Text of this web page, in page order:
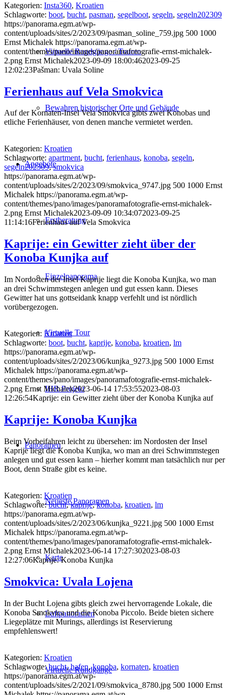
Virtuelle Rundgänge / Touren
Bewahren historischer Orte und Gebäude
Angebote
Erstberatung
Einzelpanorama
Virtuelle Tour
IHR Projekt
Panoramen
Neueste Panoramen
Karte
Luftpanoramen
Virtuelle Rundgänge
Kategorien: Insta360, Kroatien
Schlagworte: boot, bucht, pasman, segelboot, segeln, segeln202309
https://panorama.egm.at/wp-
content/uploads/sites/2/2023/09/pasman_soline_759.jpg 500 1000
Ernst Michalek https://panorama.egm.at/wp-
content/themes/pano/images/panoramafotografie-ernst-michalek-
2.png Ernst Michalek2023-09-09 18:00:462023-09-25
12:02:23Pašman: Uvala Soline
Ferienhaus auf Vela Smokvica
Auf der Kornaten-Insel Vela Smokvica gibts zwei Konobas und
etliche Ferienhäuser, von denen manche vermietet werden.
Kategorien: Kroatien
Schlagworte: apartment, bucht, ferienhaus, konoba, segeln,
segeln202309,smokvica
https://panorama.egm.at/wp-
content/uploads/sites/2/2023/09/smokvica_9747.jpg 500 1000 Ernst
Michalek https://panorama.egm.at/wp-
content/themes/pano/images/panoramafotografie-ernst-michalek-
2.png Ernst Michalek2023-09-09 10:34:072023-09-25
11:14:16Ferienhaus auf Vela Smokvica
Kaprije: ein Gewitter zieht über der
Konoba Kunjka auf
Im Nordosten der Insel Kaprije liegt die Konoba Kunjka, wo man
an drei Schwimmstegen anlegen und gut essen kann. Dieses
Gewitter hat uns gottseidank knapp verfehlt und ist nördlich
vorübergezogen.
Kategorien: Kroatien
Schlagworte: boot, bucht, kaprije, konoba, kroatien, lm
https://panorama.egm.at/wp-
content/uploads/sites/2/2023/06/kunjka_9273.jpg 500 1000 Ernst
Michalek https://panorama.egm.at/wp-
content/themes/pano/images/panoramafotografie-ernst-michalek-
2.png Ernst Michalek2023-06-14 17:53:552023-08-03
12:26:54Kaprije: ein Gewitter zieht über der Konoba Kunjka auf
Kaprije: Konoba Kunjka
Beim Vorbeifahren leicht zu übersehen: im Nordosten der Insel
Kaprije liegt die Konoba Kunjka, wo man an drei Schwimmstegen
anlegen und gut essen kann – hierher kommt man tatsächlich nur per
Boot, denn Straße gibt es keine.
Kategorien: Kroatien
Schlagworte:bucht,kaprije,konoba, kroatien, lm
https://panorama.egm.at/wp-
content/uploads/sites/2/2023/06/kunjka_9221.jpg 500 1000 Ernst
Michalek https://panorama.egm.at/wp-
content/themes/pano/images/panoramafotografie-ernst-michalek-
2.png Ernst Michalek2023-06-14 17:27:302023-08-03
12:27:06Kaprije: Konoba Kunjka
Smokvica: Uvala Lojena
In der Bucht Lojena gibts gleich zwei hervorragende Lokale, die
Konoba Smokvica und die Konoba Piccolo. Beide bieten sichere
Liegeplätze mit Murings, allerdings ist Reservierung
empfehlenswert!
Kategorien: Kroatien
Schlagworte:bucht,hafen,konoba, kornaten, kroatien
https://panorama.egm.at/wp-
content/uploads/sites/2/2021/09/smokvica_8780.jpg 500 1000 Ernst